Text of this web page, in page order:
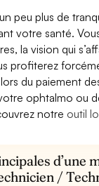
peu plus de
votre santé.
la vision qui
profiterez
du paiement
ophtalmo ou
notre outil
d’une
/